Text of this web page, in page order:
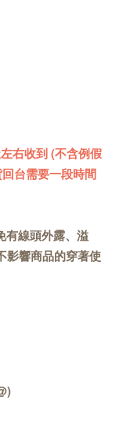
右收到 (不含例假
台需要一段時間
有線頭外露、溢
影響商品的穿著使